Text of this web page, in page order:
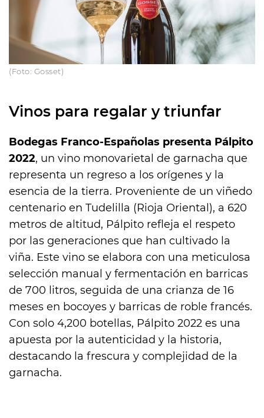
(Foto: Gosset)
Vinos para regalar y triunfar
Bodegas Franco-Españolas presenta Pálpito
2022, un vino monovarietal de garnacha que
representa un regreso a los orígenes y la
esencia de la tierra. Proveniente de un viñedo
centenario en Tudelilla (Rioja Oriental), a 620
metros de altitud, Pálpito refleja el respeto
por las generaciones que han cultivado la
viña. Este vino se elabora con una meticulosa
selección manual y fermentación en barricas
de 700 litros, seguida de una crianza de 16
meses en bocoyes y barricas de roble francés.
Con solo 4,200 botellas, Pálpito 2022 es una
apuesta por la autenticidad y la historia,
destacando la frescura y complejidad de la
garnacha.